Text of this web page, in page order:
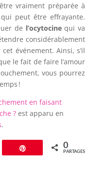
vraiment préparée à
qui peut être effrayante.
de l’ocytocinequi va
considérablement
événement. Ainsi, s’il
le fait de faire l’amour
vous pourrez
!
en faisant
?est apparu en
.
Épingle 0
PARTAGES